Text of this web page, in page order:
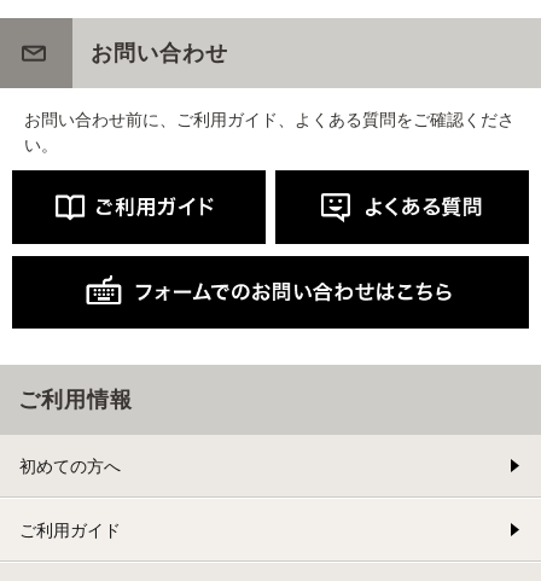
お問い合わせ
お問い合わせ前に、ご利用ガイド、よくある質問をご確認くださ
い。
ご利用情報
初めての方へ
ご利用ガイド